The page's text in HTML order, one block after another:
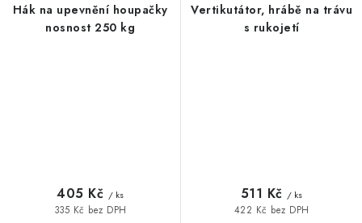
Hák na upevnění houpačky
nosnost 250 kg
335 Kč bez DPH
405 Kč / ks
Vertikutátor, hrábě na trávu
s rukojetí
422 Kč bez DPH
511 Kč / ks